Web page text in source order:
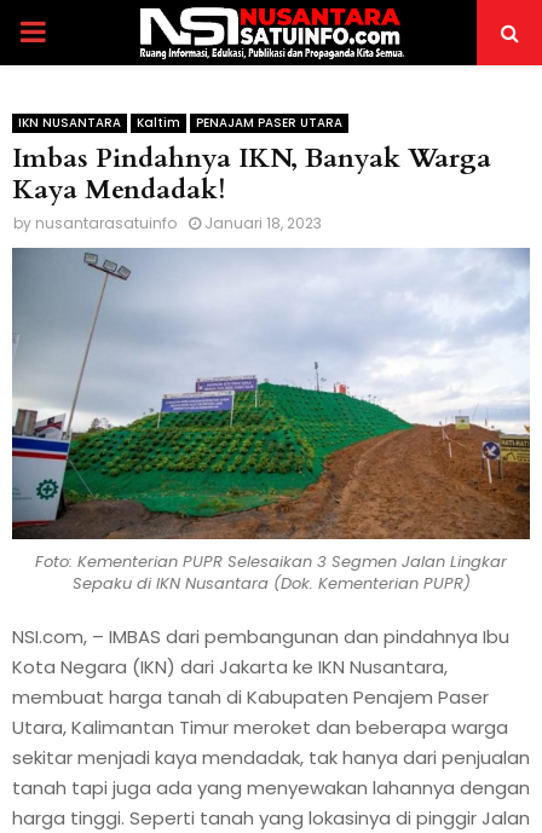
PRIMARY
IKN NUSANTARA Kaltim PENAJAM PASER UTARA
Imbas Pindahnya IKN, Banyak Warga
Kaya Mendadak!
by nusantarasatuinfo Januari 18, 2023
Foto: Kementerian PUPR Selesaikan 3 Segmen Jalan Lingkar
Sepaku di IKN Nusantara (Dok. Kementerian PUPR)
NSI.com, – IMBAS dari pembangunan dan pindahnya Ibu
Kota Negara (IKN) dari Jakarta ke IKN Nusantara,
membuat harga tanah di Kabupaten Penajem Paser
Utara, Kalimantan Timur meroket dan beberapa warga
sekitar menjadi kaya mendadak, tak hanya dari penjualan
tanah tapi juga ada yang menyewakan lahannya dengan
harga tinggi. Seperti tanah yang lokasinya di pinggir Jalan